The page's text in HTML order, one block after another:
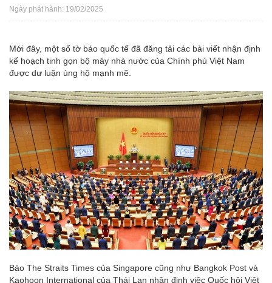
Ngày phát hành: 19/02/2025
Mới đây, một số tờ báo quốc tế đã đăng tải các bài viết nhận định
kế hoạch tinh gọn bộ máy nhà nước của Chính phủ Việt Nam
được dư luận ủng hộ mạnh mẽ.
Báo The Straits Times của Singapore cũng như Bangkok Post và
Kaohoon International của Thái Lan nhận định việc Quốc hội Việt